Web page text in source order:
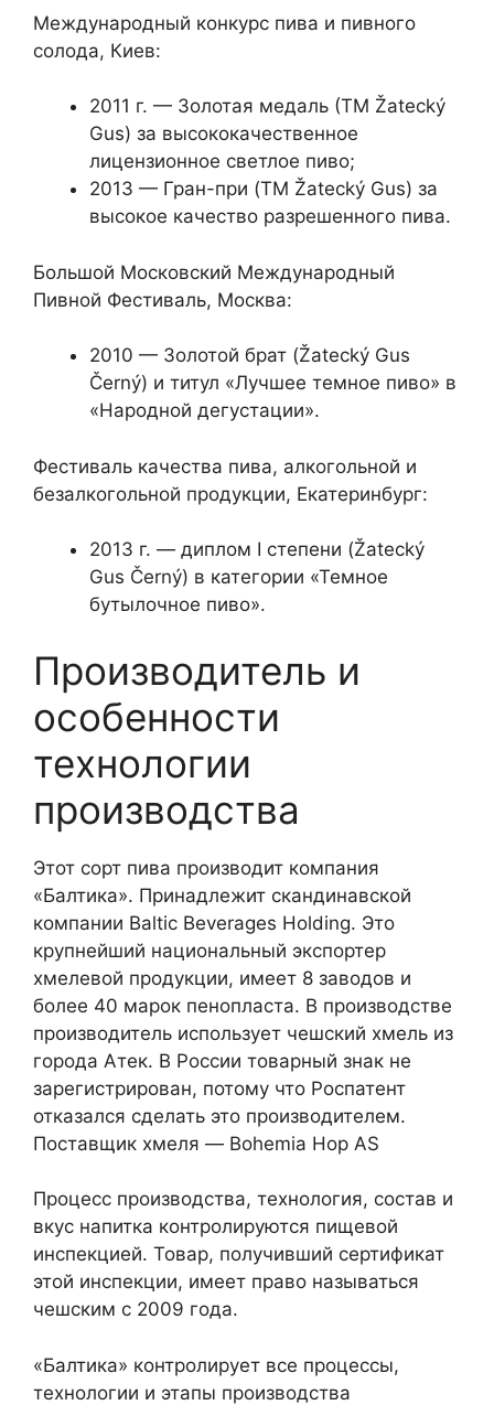
Международный конкурс пива и пивного
солода, Киев:
2011 г. — Золотая медаль (ТМ Žatecký
Gus) за высококачественное
лицензионное светлое пиво;
2013 — Гран-при (TM Žatecký Gus) за
высокое качество разрешенного пива.
Большой Московский Международный
Пивной Фестиваль, Москва:
2010 — Золотой брат (Žatecký Gus
Černý) и титул «Лучшее темное пиво» ​​в
«Народной дегустации».
Фестиваль качества пива, алкогольной и
безалкогольной продукции, Екатеринбург:
2013 г. — диплом I степени (Žatecký
Gus Černý) в категории «Темное
бутылочное пиво».
Производитель и
особенности
технологии
производства
Этот сорт пива производит компания
«Балтика». Принадлежит скандинавской
компании Baltic Beverages Holding. Это
крупнейший национальный экспортер
хмелевой продукции, имеет 8 заводов и
более 40 марок пенопласта. В производстве
производитель использует чешский хмель из
города Атек. В России товарный знак не
зарегистрирован, потому что Роспатент
отказался сделать это производителем.
Поставщик хмеля — Bohemia Hop AS
Процесс производства, технология, состав и
вкус напитка контролируются пищевой
инспекцией. Товар, получивший сертификат
этой инспекции, имеет право называться
чешским с 2009 года.
«Балтика» контролирует все процессы,
технологии и этапы производства